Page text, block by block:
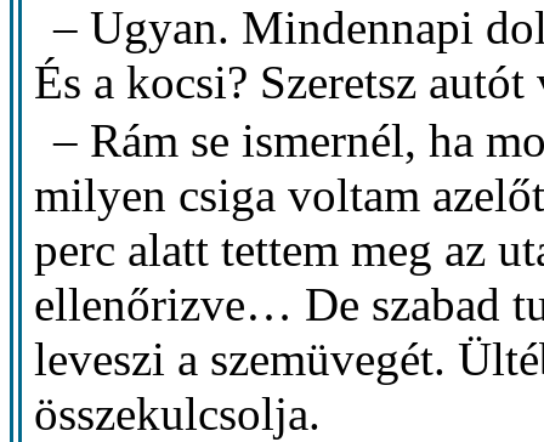
– Ugyan. Mindennapi
És a kocsi? Szeretsz autót
– Rám se ismernél, ha
milyen csiga voltam
perc alatt tettem meg az
ellenőrizve… De szabad
leveszi a szemüvegét.
összekulcsolja.